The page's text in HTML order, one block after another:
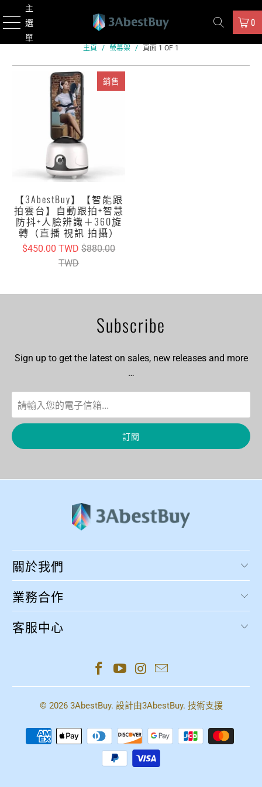
主
選
單
0
主頁 / 螢幕架 / 頁面 1 OF 1
銷售
【3AbestBuy】【智能跟
拍雲台】自動跟拍+智慧
防抖+人臉辨識＋360旋
轉（直播 視訊 拍攝）
$450.00 TWD$880.00
TWD
Subscribe
Sign up to get the latest on sales, new releases and more
…
關於我們
業務合作
客服中心
© 2026 3AbestBuy. 設計由3AbestBuy. 技術支援